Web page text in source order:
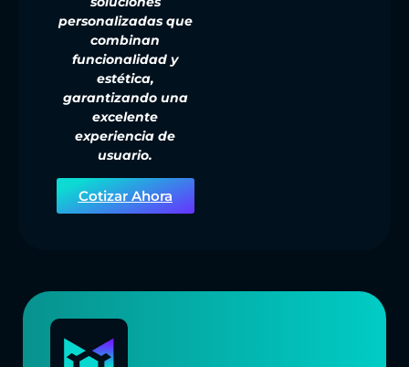
personalizadas que
combinan
funcionalidad y
estética,
garantizando una
excelente
experiencia de
usuario.
Cotizar Ahora